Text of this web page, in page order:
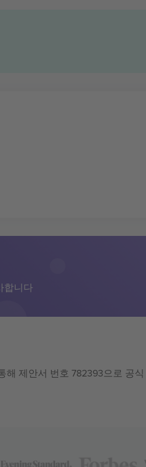
합니다
해 제안서 번호 782393으로 공식